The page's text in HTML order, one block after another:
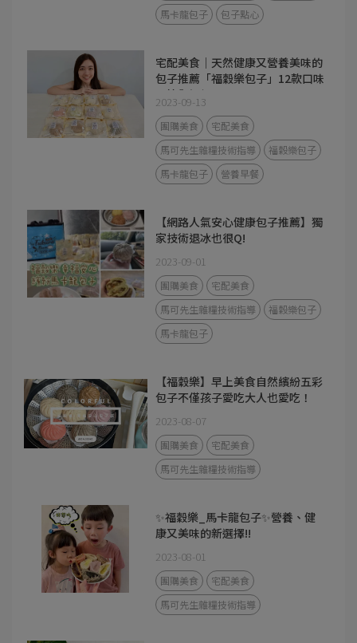
馬卡龍包子
包子點心
宅配美食｜天然健康又營養美味的
包子推薦「福穀樂包子」12款口味
開箱與評價。
2023-09-13
團購美食
宅配美食
馬可先生雜糧技術指導
福穀樂包子
馬卡龍包子
營養早餐
【網路人氣安心健康包子推薦】獨
家技術退冰也很Q!
2023-09-01
團購美食
宅配美食
馬可先生雜糧技術指導
福穀樂包子
馬卡龍包子
【福穀樂】早上美食自然繽紛五彩
包子不僅孩子愛吃大人也愛吃！
2023-08-07
團購美食
宅配美食
馬可先生雜糧技術指導
✨福穀樂_馬卡龍包子✨營養、健
康又美味的新選擇!!
2023-08-01
團購美食
宅配美食
馬可先生雜糧技術指導